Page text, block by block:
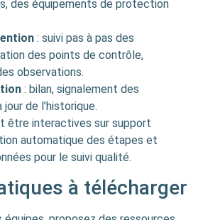
des équipements de protection
: suivi pas à pas des
des points de contrôle,
observations.
: bilan, signalement des
de l’historique.
être interactives sur support
automatique des étapes et
pour le suivi qualité.
à télécharger